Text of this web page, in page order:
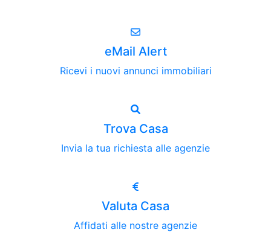
eMail Alert
Ricevi i nuovi annunci immobiliari
Trova Casa
Invia la tua richiesta alle agenzie
Valuta Casa
Affidati alle nostre agenzie